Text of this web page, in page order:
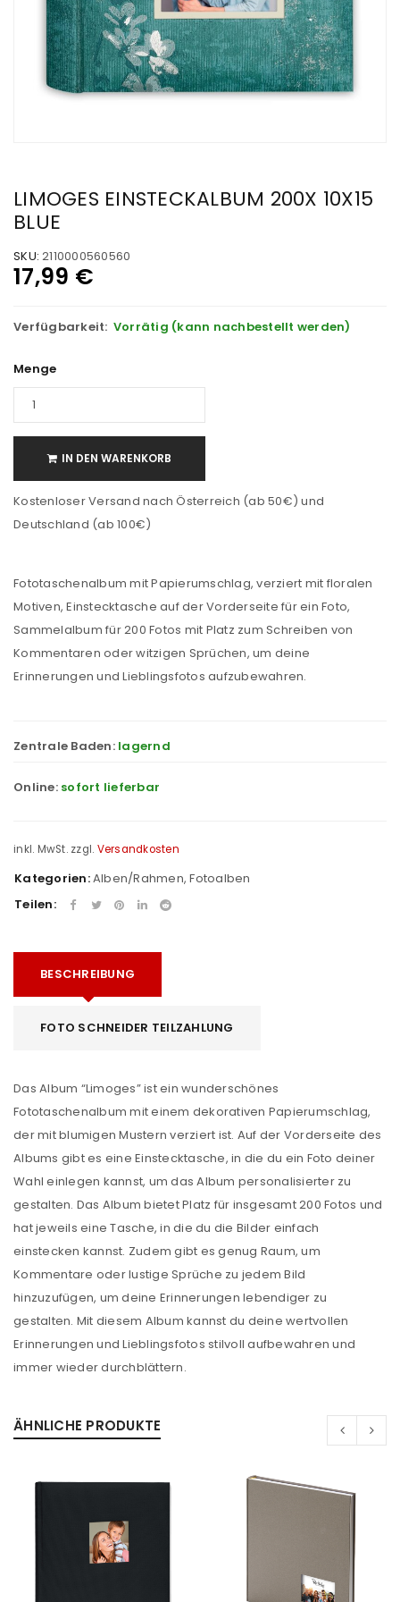
LIMOGES EINSTECKALBUM 200X 10X15
BLUE
SKU: 2110000560560
17,99 €
Verfügbarkeit: Vorrätig (kann nachbestellt werden)
Menge
IN DEN WARENKORB
Kostenloser Versand nach Österreich (ab 50€) und
Deutschland (ab 100€)
Fototaschenalbum mit Papierumschlag, verziert mit floralen
Motiven, Einstecktasche auf der Vorderseite für ein Foto,
Sammelalbum für 200 Fotos mit Platz zum Schreiben von
Kommentaren oder witzigen Sprüchen, um deine
Erinnerungen und Lieblingsfotos aufzubewahren.
Zentrale Baden: lagernd
Online: sofort lieferbar
inkl. MwSt. zzgl. Versandkosten
Kategorien:Alben/Rahmen,Fotoalben
Teilen:
BESCHREIBUNG
FOTO SCHNEIDER TEILZAHLUNG
Das Album “Limoges” ist ein wunderschönes
Fototaschenalbum mit einem dekorativen Papierumschlag,
der mit blumigen Mustern verziert ist. Auf der Vorderseite des
Albums gibt es eine Einstecktasche, in die du ein Foto deiner
Wahl einlegen kannst, um das Album personalisierter zu
gestalten. Das Album bietet Platz für insgesamt 200 Fotos und
hat jeweils eine Tasche, in die du die Bilder einfach
einstecken kannst. Zudem gibt es genug Raum, um
Kommentare oder lustige Sprüche zu jedem Bild
hinzuzufügen, um deine Erinnerungen lebendiger zu
gestalten. Mit diesem Album kannst du deine wertvollen
Erinnerungen und Lieblingsfotos stilvoll aufbewahren und
immer wieder durchblättern.
ÄHNLICHE PRODUKTE